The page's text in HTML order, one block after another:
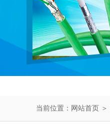
当前位置： 网站首页 ＞